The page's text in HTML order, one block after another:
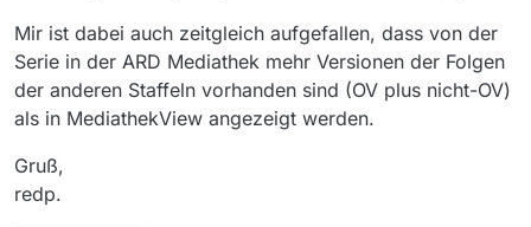
Mir ist dabei auch zeitgleich aufgefallen, dass von der
Serie in der ARD Mediathek mehr Versionen der Folgen
der anderen Staffeln vorhanden sind (OV plus nicht-OV)
als in MediathekView angezeigt werden.
Gruß,
redp.